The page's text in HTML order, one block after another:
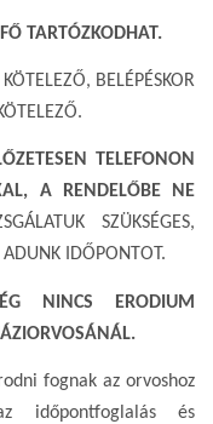
TARTÓZKODHAT.
BELÉPÉSKOR
TELEFONON
A RENDELŐBE NE
SZÜKSÉGES,
IDŐPONTOT.
NINCS ERODIUM
fognak az orvoshoz
időpontfoglalás és